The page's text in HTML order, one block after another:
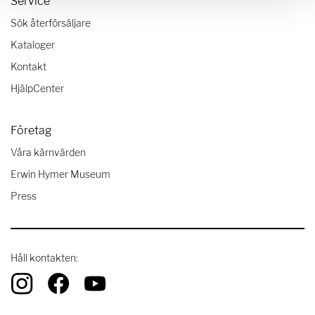
Sök återförsäljare
Kataloger
Kontakt
HjälpCenter
Företag
Våra kärnvärden
Erwin Hymer Museum
Press
Håll kontakten: